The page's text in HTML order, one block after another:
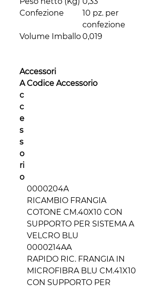
Confezione
10 pz. per
confezione
Volume Imballo0,019
Accessori
A
c
c
e
s
s
o
ri
o
Codice Accessorio
0000204A
RICAMBIO FRANGIA
COTONE CM.40X10 CON
SUPPORTO PER SISTEMA A
VELCRO BLU
0000214AA
RAPIDO RIC. FRANGIA IN
MICROFIBRA BLU CM.41X10
CON SUPPORTO PER